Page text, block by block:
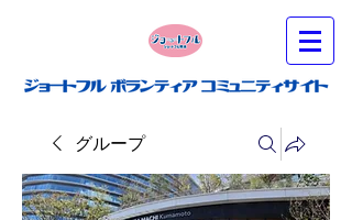
グループ